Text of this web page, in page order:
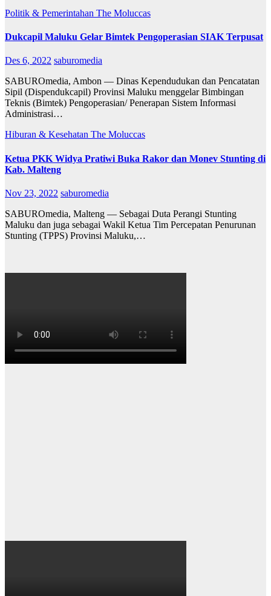
Politik & Pemerintahan The Moluccas
Dukcapil Maluku Gelar Bimtek Pengoperasian SIAK Terpusat
Des 6, 2022 saburomedia
SABUROmedia, Ambon — Dinas Kependudukan dan Pencatatan
Sipil (Dispendukcapil) Provinsi Maluku menggelar Bimbingan
Teknis (Bimtek) Pengoperasian/ Penerapan Sistem Informasi
Administrasi…
Hiburan & Kesehatan The Moluccas
Ketua PKK Widya Pratiwi Buka Rakor dan Monev Stunting di
Kab. Malteng
Nov 23, 2022 saburomedia
SABUROmedia, Malteng — Sebagai Duta Perangi Stunting
Maluku dan juga sebagai Wakil Ketua Tim Percepatan Penurunan
Stunting (TPPS) Provinsi Maluku,…